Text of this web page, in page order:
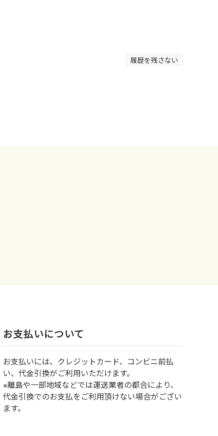
履歴を残さない
お⽀払いについて
お⽀払いには、クレジットカード、コンビニ前払
い、代金引換がご利用いただけます。
※離島や一部地域などでは運送業者の都合により、
代金引換でのお支払をご利用頂けない場合がござい
ます。